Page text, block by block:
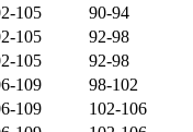
105
90-94
105
92-98
105
92-98
109
98-102
109
102-106